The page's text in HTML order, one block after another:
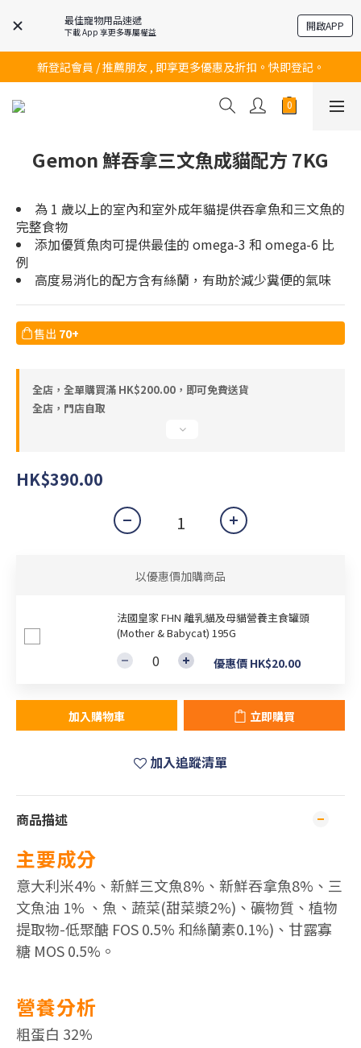
最佳寵物用品速遞
下載 App 享更多專屬權益 開啟APP
訂購滿$200 即可免費送貨!
訂購滿$200 即可免費送貨!
新登記會員 / 推薦朋友 , 即享更多優惠及折扣。快即登記。
訂購滿$200 即可免費送貨!
Gemon 鮮吞拿三文魚成貓配方 7KG
為 1 歲以上的室內和室外成年貓提供吞拿魚和三文魚的
完整食物
添加優質魚肉可提供最佳的 omega-3 和 omega-6 比
例
高度易消化的配方含有絲蘭，有助於減少糞便的氣味
售出 70+
全店，全單購買滿 HK$200.00，即可免費送貨
全店，門店自取
HK$390.00
以優惠價加購商品
法國皇家 FHN 離乳貓及母貓營養主食罐頭
(Mother & Babycat) 195G
優惠價 HK$20.00
加入購物車 立即購買
加入追蹤清單
商品描述
主要成分
意大利米4%、新鮮三文魚8%、新鮮吞拿魚8%、三
文魚油 1% 、魚、蔬菜(甜菜漿2%)、礦物質、植物
提取物-低聚醣 FOS 0.5% 和絲蘭素0.1%)、甘露寡
糖 MOS 0.5%。
營養分析
粗蛋白 32%